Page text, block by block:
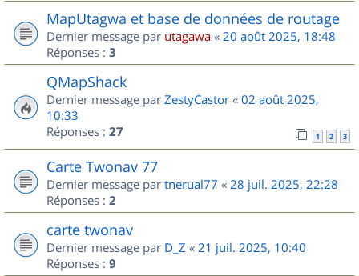
MapUtagwa et base de données de routage
Dernier message par utagawa « 20 août 2025, 18:48
Réponses : 3
QMapShack
Dernier message par ZestyCastor « 02 août 2025,
10:33
Réponses : 27 1 2 3
Carte Twonav 77
Dernier message par tnerual77 « 28 juil. 2025, 22:28
Réponses : 2
carte twonav
Dernier message par D_Z « 21 juil. 2025, 10:40
Réponses : 9